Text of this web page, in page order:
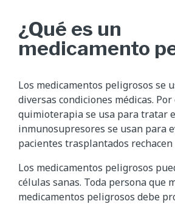
¿Qué es un
medicamento
Los medicamentos peligrosos se
diversas condiciones médicas.
quimioterapia se usa para tratar
inmunosupresores se usan para
pacientes trasplantados rechacen
Los medicamentos peligrosos
células sanas. Toda persona que
medicamentos peligrosos debe